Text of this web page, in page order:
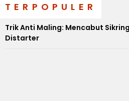
TERPOPULER
Trik Anti Maling: Mencabut
Distarter